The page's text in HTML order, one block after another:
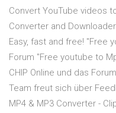
Convert YouTube videos
Converter and
Easy, fast and free! "Free
Forum "Free youtube to
CHIP Online und das
Team freut sich über
MP4 & MP3 Converter -